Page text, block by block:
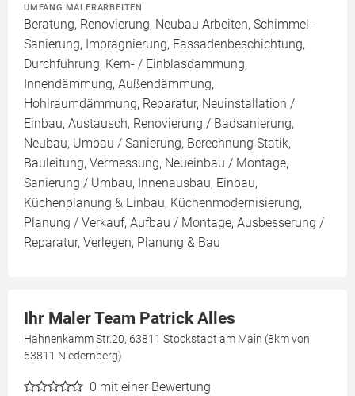
UMFANG MALERARBEITEN
Beratung, Renovierung, Neubau Arbeiten, Schimmel-
Sanierung, Imprägnierung, Fassadenbeschichtung,
Durchführung, Kern- / Einblasdämmung,
Innendämmung, Außendämmung,
Hohlraumdämmung, Reparatur, Neuinstallation /
Einbau, Austausch, Renovierung / Badsanierung,
Neubau, Umbau / Sanierung, Berechnung Statik,
Bauleitung, Vermessung, Neueinbau / Montage,
Sanierung / Umbau, Innenausbau, Einbau,
Küchenplanung & Einbau, Küchenmodernisierung,
Planung / Verkauf, Aufbau / Montage, Ausbesserung /
Reparatur, Verlegen, Planung & Bau
Ihr Maler Team Patrick Alles
Hahnenkamm Str.20, 63811 Stockstadt am Main (8km von
63811 Niedernberg)
0 mit einer Bewertung